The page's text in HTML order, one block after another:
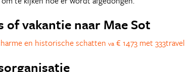
of vakantie naar Mae Sot
en historische schatten va € 1473 met 333travel